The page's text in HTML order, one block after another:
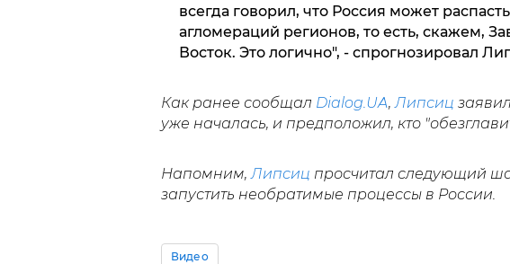
всегда говорил, что Россия может
агломераций регионов, то есть, скажем,
Восток. Это логично", - спрогнозировал
Как ранее сообщал Dialog.UA, Липсиц
уже началась, и предположил, кто
Напомним, Липсиц просчитал следующий
запустить необратимые процессы в России.
Видео